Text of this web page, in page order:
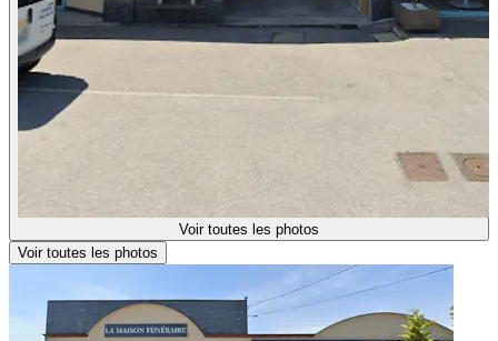
Voir toutes les photos
Voir toutes les photos